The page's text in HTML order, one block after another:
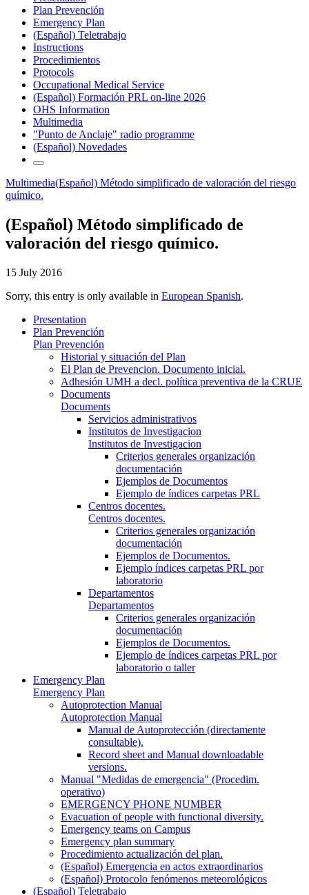
Plan Prevención
Emergency Plan
(Español) Teletrabajo
Instructions
Procedimientos
Protocols
Occupational Medical Service
(Español) Formación PRL on-line 2026
OHS Information
Multimedia
"Punto de Anclaje" radio programme
(Español) Novedades
Multimedia(Español) Método simplificado de valoración del riesgo
químico.
(Español) Método simplificado de
valoración del riesgo químico.
15 July 2016
Sorry, this entry is only available in European Spanish.
Presentation
Plan Prevención
Plan Prevención
Historial y situación del Plan
El Plan de Prevencion. Documento inicial.
Adhesión UMH a decl. política preventiva de la CRUE
Documents
Documents
Servicios administrativos
Institutos de Investigacion
Institutos de Investigacion
Criterios generales organización
documentación
Ejemplos de Documentos
Ejemplo de índices carpetas PRL
Centros docentes.
Centros docentes.
Criterios generales organización
documentación
Ejemplos de Documentos.
Ejemplo índices carpetas PRL por
laboratorio
Departamentos
Departamentos
Criterios generales organización
documentación
Ejemplos de Documentos.
Ejemplo de índices carpetas PRL por
laboratorio o taller
Emergency Plan
Emergency Plan
Autoprotection Manual
Autoprotection Manual
Manual de Autoprotección (directamente
consultable).
Record sheet and Manual downloadable
versions.
Manual "Medidas de emergencia" (Procedim.
operativo)
EMERGENCY PHONE NUMBER
Evacuation of people with functional diversity.
Emergency teams on Campus
Emergency plan summary
Procedimiento actualización del plan.
(Español) Emergencia en actos extraordinarios
(Español) Protocolo fenómenos meteorológicos
(Español) Teletrabajo